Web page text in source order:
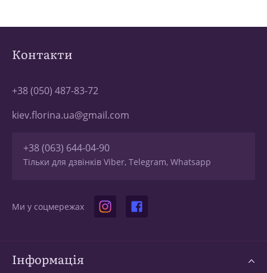
Контакти
+38 (050) 487-83-72
kiev.florina.ua@gmail.com
+38 (063) 644-04-90
Тільки для дзвінків Viber, Telegram, Whatsapp
Ми у соцмережах
Інформація